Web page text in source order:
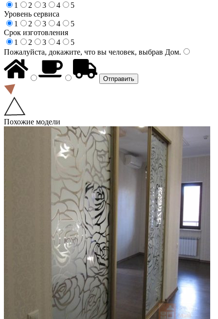
1
2 3 4
5
Уровень сервиса
1
2 3 4
5
Срок изготовления
1
2 3 4
5
Пожалуйста, докажите, что вы человек, выбрав Дом.
Похожие модели